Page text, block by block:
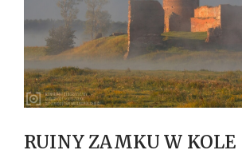
RUINY ZAMKU W KOLE